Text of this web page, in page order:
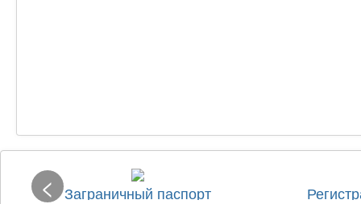
Заграничный паспорт
<